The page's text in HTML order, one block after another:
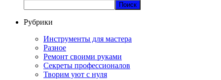
Поиск
Рубрики
Инструменты для мастера
Разное
Ремонт своими руками
Секреты профессионалов
Творим уют с нуля